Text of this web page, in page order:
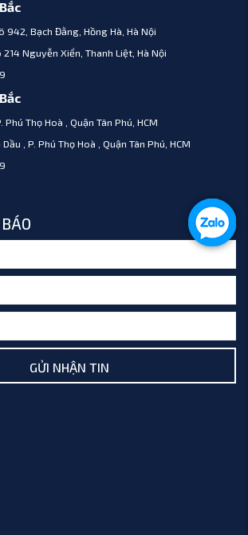
942, Bạch Đằng, Hồng Hà, Hà Nội
214 Nguyễn Xiển, Thanh Liệt, Hà Nội
Thọ Hoà , Quận Tân Phú, HCM
, P. Phú Thọ Hoà , Quận Tân Phú, HCM
GỬI NHẬN TIN